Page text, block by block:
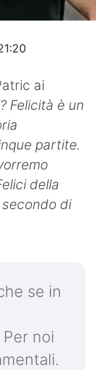
ai
Felicità è un
partite.
della
di
se in
noi